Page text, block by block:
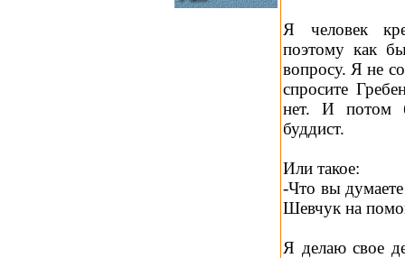
Я человек
поэтому как
вопросу. Я не
спросите
нет. И потом
буддист.
Или такое:
-Что вы
Шевчук на
Я делаю свое